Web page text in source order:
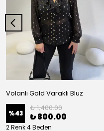
Volanlı Gold Varaklı Bluz
%43
₺ 1,400.00
₺ 800.00
2 Renk 4 Beden